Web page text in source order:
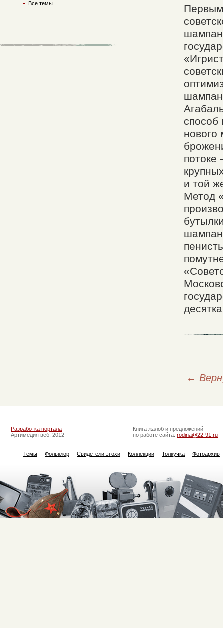
способ
нового
потоке
и той
Метод
←
Все темы
Разработка портала
Артимедия веб, 2012
Книга жалоб и предложений
по работе сайта: rodina@22-91.ru
Темы Фольклор Свидетели эпохи Коллекции Толкучка Фотоархив